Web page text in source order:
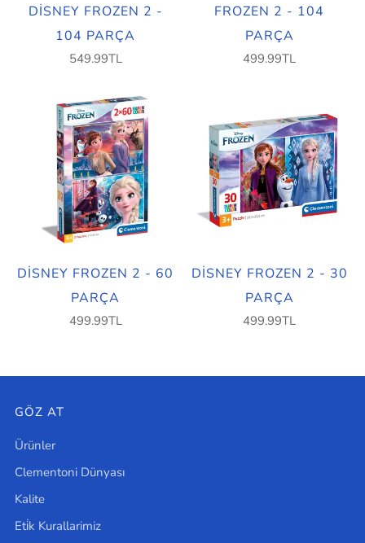
DISNEY FROZEN 2 -
104 PARÇA
549.99TL
FROZEN 2 - 104
PARÇA
499.99TL
DISNEY FROZEN 2 - 60
PARÇA
499.99TL
DISNEY FROZEN 2 - 30
PARÇA
499.99TL
GÖZ AT
Ürünler
Clementoni Dünyası
Kalite
Eti̇k Kurallarimiz